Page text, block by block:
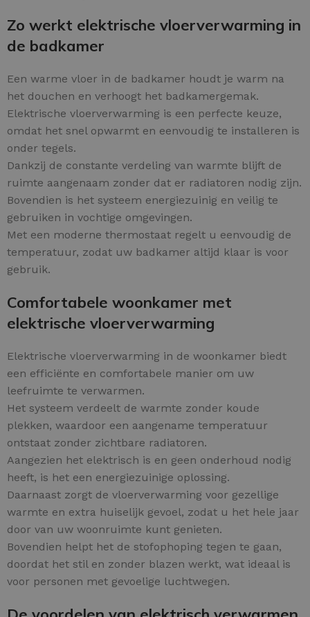
Zo werkt elektrische vloerverwarming in
de badkamer
Een warme vloer in de badkamer houdt je warm na
het douchen en verhoogt het badkamergemak.
Elektrische vloerverwarming is een perfecte keuze,
omdat het snel opwarmt en eenvoudig te installeren is
onder tegels.
Dankzij de constante verdeling van warmte blijft de
ruimte aangenaam zonder dat er radiatoren nodig zijn.
Bovendien is het systeem energiezuinig en veilig te
gebruiken in vochtige omgevingen.
Met een moderne thermostaat regelt u eenvoudig de
temperatuur, zodat uw badkamer altijd klaar is voor
gebruik.
Comfortabele woonkamer met
elektrische vloerverwarming
Elektrische vloerverwarming in de woonkamer biedt
een efficiënte en comfortabele manier om uw
leefruimte te verwarmen.
Het systeem verdeelt de warmte zonder koude
plekken, waardoor een aangename temperatuur
ontstaat zonder zichtbare radiatoren.
Aangezien het elektrisch is en geen onderhoud nodig
heeft, is het een energiezuinige oplossing.
Daarnaast zorgt de vloerverwarming voor gezellige
warmte en extra huiselijk gevoel, zodat u het hele jaar
door van uw woonruimte kunt genieten.
Bovendien helpt het de stofophoping tegen te gaan,
doordat het stil en zonder blazen werkt, wat ideaal is
voor personen met gevoelige luchtwegen.